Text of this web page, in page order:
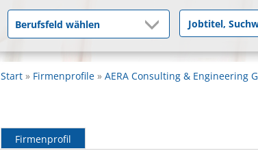
Start Firmenprofile AERA Consulting & Engineering
Firmenprofil